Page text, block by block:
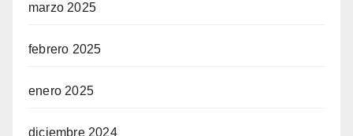
marzo 2025
febrero 2025
enero 2025
diciembre 2024